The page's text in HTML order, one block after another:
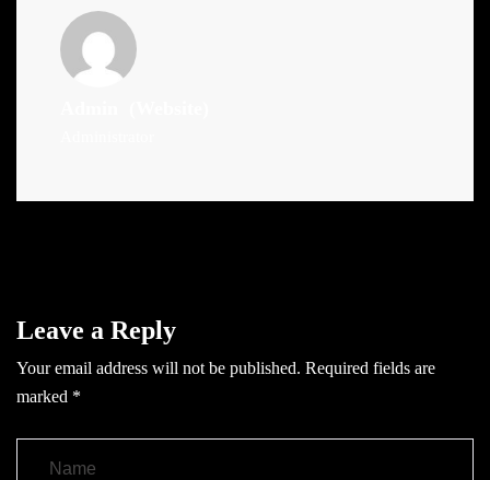
Leave a Reply
Your email address will not be published. Required fields are
marked *